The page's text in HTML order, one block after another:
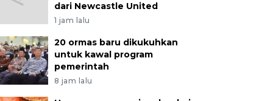
dari Newcastle United
1 jam lalu
20 ormas baru dikukuhkan
untuk kawal program
pemerintah
8 jam lalu